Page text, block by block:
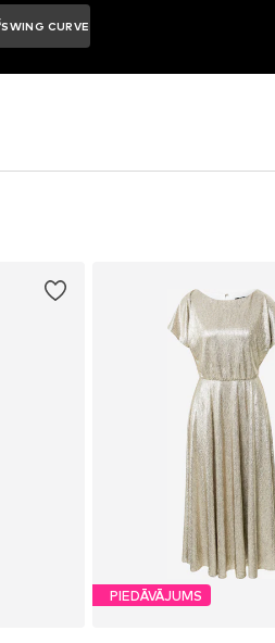
SWING CURVE
PIEDĀVĀJUMS